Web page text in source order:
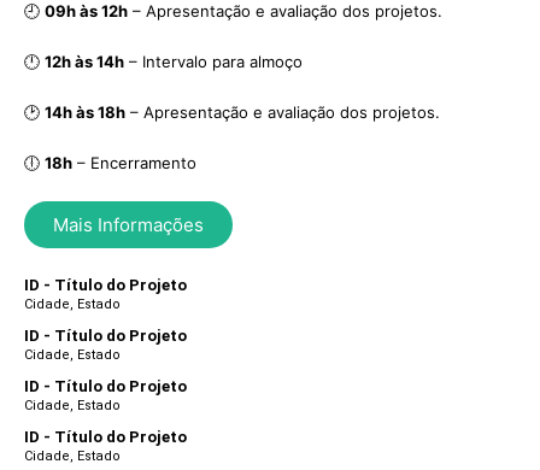
🕘 09h às 12h – Apresentação e avaliação dos projetos.
🕛 12h às 14h – Intervalo para almoço
🕑 14h às 18h – Apresentação e avaliação dos projetos.
🕕 18h – Encerramento
Mais Informações
ID - Título do Projeto
Cidade, Estado
ID - Título do Projeto
Cidade, Estado
ID - Título do Projeto
Cidade, Estado
ID - Título do Projeto
Cidade, Estado